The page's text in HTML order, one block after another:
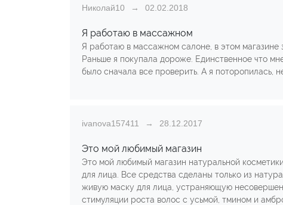
Николай10 02.02.2018
Я работаю в массажном
Я работаю в массажном салоне, в этом магазине
Раньше я покупала дороже. Единственное что
было сначала все проверить. А я поторопилась,
ivanova157411 28.12.2017
Это мой любимый магазин
Это мой любимый магазин натуральной
для лица. Все средства сделаны только из
живую маску для лица, устраняющую
стимуляции роста волос с усьмой, тмином и